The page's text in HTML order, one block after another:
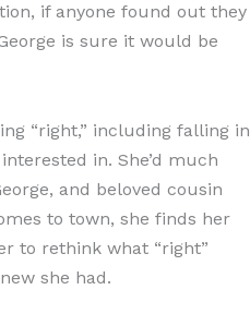
if anyone found out they
is sure it would be
“right,” including falling in
in. She’d much
and beloved cousin
to town, she finds her
to rethink what “right”
she had.